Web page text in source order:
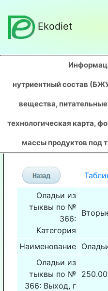
Ekodiet
нутриентный состав
вещества,
технологическая карта,
массы продуктов под
Оладьи из
тыквы по №
366:
Категория
Наименование
Оладьи из
тыквы по №
366: Выход, г
250.00